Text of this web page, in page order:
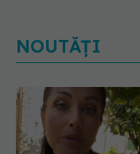
NOUTĂȚI